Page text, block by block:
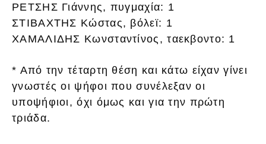
ΡΕΤΣΗΣ Γιάννης, πυγμαχία: 1
ΣΤΙΒΑΧΤΗΣ Κώστας, βόλεϊ: 1
ΧΑΜΑΛΙΔΗΣ Κωνσταντίνος, ταεκβοντο: 1
* Από την τέταρτη θέση και κάτω είχαν γίνει
γνωστές οι ψήφοι που συνέλεξαν οι
υποψήφιοι, όχι όμως και για την πρώτη
τριάδα.